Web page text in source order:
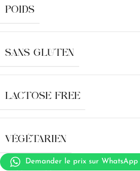
POIDS
SANS GLUTEN
LACTOSE FREE
VÉGÉTARIEN
Demander le prix sur WhatsApp